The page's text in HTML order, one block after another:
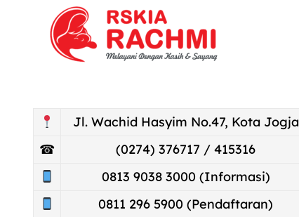
Jl. Wachid Hasyim No.47, Kota Jogja
☎
(0274) 376717 / 415316
0813 9038 3000 (Informasi)
0811 296 5900 (Pendaftaran)